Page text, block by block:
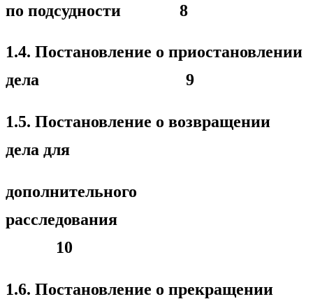
по подсудности 8
1.4. Постановление о приостановлении
дела 9
1.5. Постановление о возвращении
дела для
дополнительного
расследования
10
1.6. Постановление о прекращении